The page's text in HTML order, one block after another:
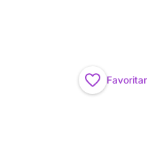
Favoritar